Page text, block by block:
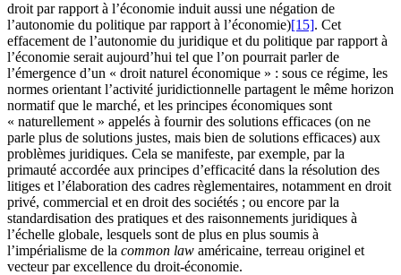
droit par rapport à l’économie induit aussi une négation de
l’autonomie du politique par rapport à l’économie)[15]. Cet
effacement de l’autonomie du juridique et du politique par rapport à
l’économie serait aujourd’hui tel que l’on pourrait parler de
l’émergence d’un « droit naturel économique » : sous ce régime, les
normes orientant l’activité juridictionnelle partagent le même horizon
normatif que le marché, et les principes économiques sont
« naturellement » appelés à fournir des solutions efficaces (on ne
parle plus de solutions justes, mais bien de solutions efficaces) aux
problèmes juridiques. Cela se manifeste, par exemple, par la
primauté accordée aux principes d’efficacité dans la résolution des
litiges et l’élaboration des cadres règlementaires, notamment en droit
privé, commercial et en droit des sociétés ; ou encore par la
standardisation des pratiques et des raisonnements juridiques à
l’échelle globale, lesquels sont de plus en plus soumis à
l’impérialisme de la common law américaine, terreau originel et
vecteur par excellence du droit-économie.